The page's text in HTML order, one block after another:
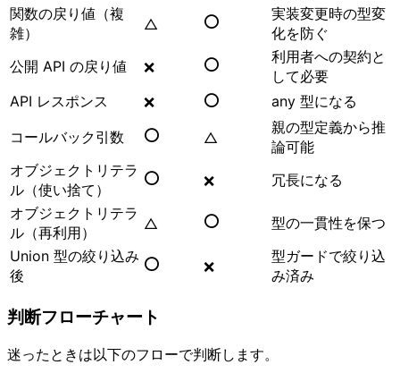
関数の戻り値（複
雑）
△ ⭕
実装変更時の型変
化を防ぐ
公開 API の戻り値
❌ ⭕
利用者への契約と
して必要
API レスポンス
❌ ⭕
any 型になる
コールバック引数
⭕ △
親の型定義から推
論可能
オブジェクトリテラ
ル（使い捨て）
⭕ ❌
冗長になる
オブジェクトリテラ
ル（再利用）
△ ⭕
型の一貫性を保つ
Union 型の絞り込み
後
⭕ ❌
型ガードで絞り込
み済み
判断フローチャート
迷ったときは以下のフローで判断します。